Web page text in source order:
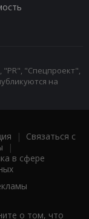
"Спецпроект",
на
| Связаться с
|
в сфере
о том, что